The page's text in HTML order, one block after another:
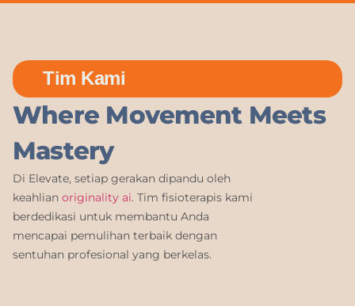
Tim Kami
Where Movement Meets
Mastery
Di Elevate, setiap gerakan dipandu oleh
keahlian originality ai. Tim fisioterapis kami
berdedikasi untuk membantu Anda
mencapai pemulihan terbaik dengan
sentuhan profesional yang berkelas.